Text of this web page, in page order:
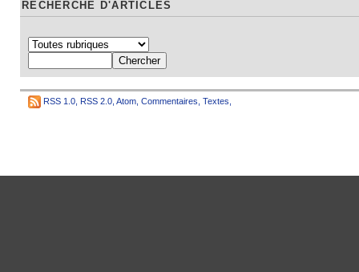
RECHERCHE D'ARTICLES
RSS 1.0 RSS 2.0 Atom Commentaires Textes